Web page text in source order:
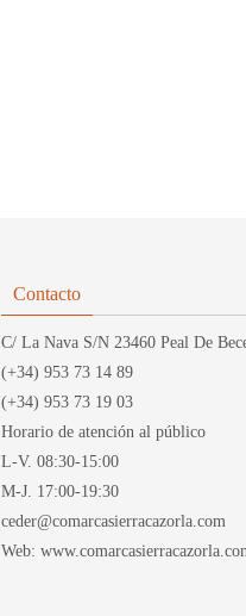
Contacto
C/ La Nava S/N 23460 Peal De
(+34) 953 73 14 89
(+34) 953 73 19 03
Horario de atención al público
L-V. 08:30-15:00
M-J. 17:00-19:30
ceder@comarcasierracazorla.com
Web: